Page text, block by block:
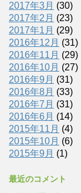
2017年3月 (30)
2017年2月 (23)
2017年1月 (29)
2016年12月 (31)
2016年11月 (29)
2016年10月 (27)
2016年9月 (31)
2016年8月 (33)
2016年7月 (31)
2016年6月 (14)
2015年11月 (4)
2015年10月 (6)
2015年9月 (1)
最近のコメント